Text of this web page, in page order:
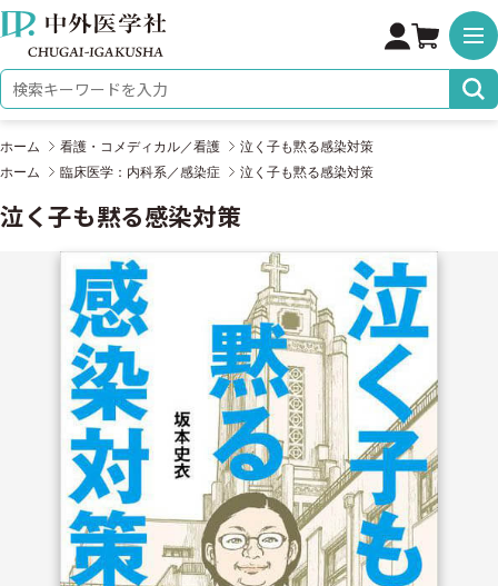
株式会社 中外医学社
検索キーワード
ホーム 看護・コメディカル／看護
泣く子も黙る感染対策
ホーム
臨床医学：内科系／感染症 泣く子も黙る感染対策
泣く子も黙る感染対策